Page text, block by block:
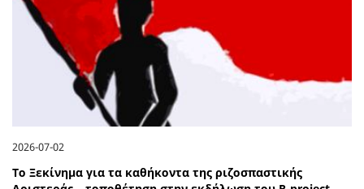
2026-07-02
Το Ξεκίνημα για τα καθήκοντα της ριζοσπαστικής